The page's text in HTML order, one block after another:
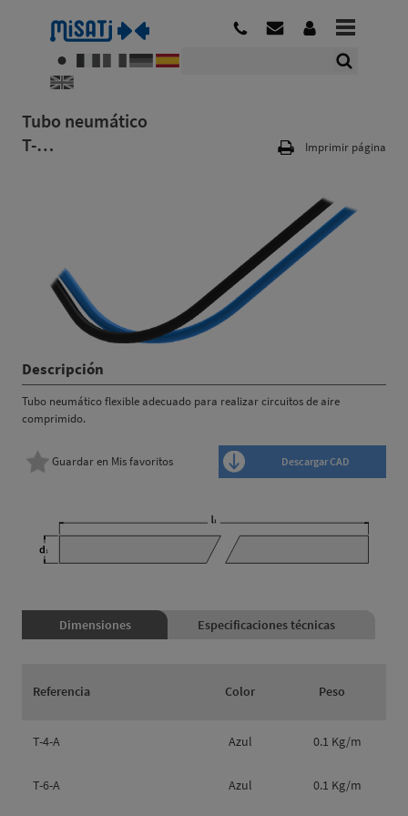
Tubo neumático
T-…
Imprimir página
Descripción
Tubo neumático flexible adecuado para realizar circuitos de aire
comprimido.
Descargar CAD
Guardar en Mis favoritos
Dimensiones Especificaciones técnicas
Referencia Color Peso
T-4-A Azul 0.1 Kg/m
T-6-A Azul 0.1 Kg/m